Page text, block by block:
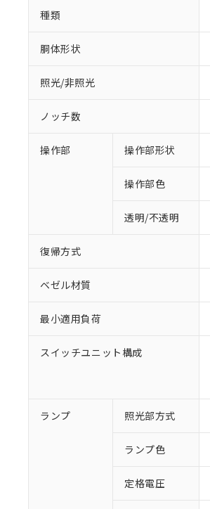
種類
胴体形状
照光/非照光
ノッチ数
操作部 操作部形状
操作部色
透明/不透明
復帰方式
ベゼル材質
最小適用負荷
スイッチユニット構成
ランプ 照光部方式
ランプ色
定格電圧